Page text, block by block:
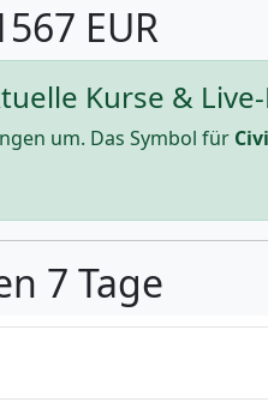
EUR
Kurse &
um. Das Symbol für
7 Tage